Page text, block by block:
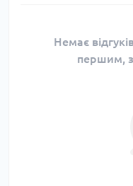
Немає
першим,